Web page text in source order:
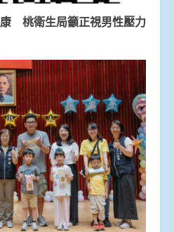
桃衛生局籲正視男性壓力